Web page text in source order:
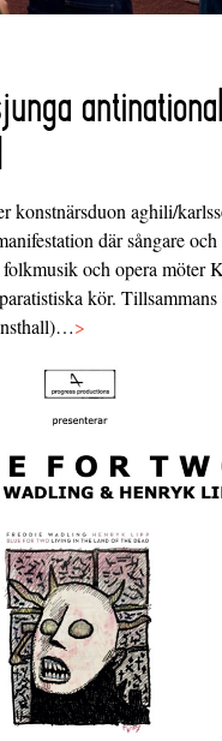
konstnärsduon aghili/
där sångare
och opera möter
kör.
>